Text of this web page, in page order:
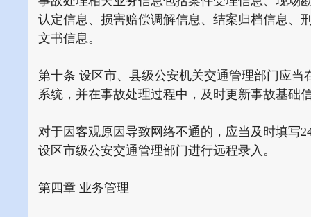
认定信息、损害赔偿调解信息、结案归档信息、
文书信息。
第十条 设区市、县级公安机关交通管理部门应
系统，并在事故处理过程中，及时更新事故基础
对于因客观原因导致网络不通的，应当及时填写
设区市级公安交通管理部门进行远程录入。
第四章 业务管理